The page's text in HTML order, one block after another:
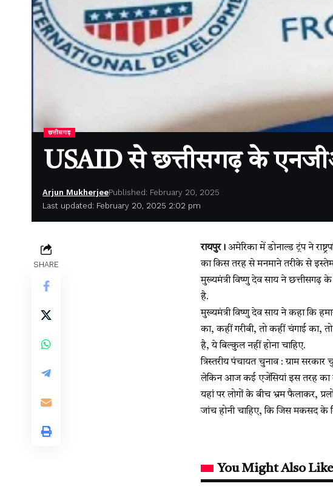
छत्तीसगढ़
USAID से छत्तीसगढ़ के
Last updated: February 20, 2025 2:02 pm
Arjun MukherjeePublished: February 20, 2025
SHARE
रायपुर। अमेरिका में डोनाल्ड ट्रंप ने
का किस तरह से मनमाने तरीके से
मुख्यमंत्री विष्णु देव साय ने
है.
मुख्यमंत्री विष्णु देव साय ने कहा कि
का, कहीं गरीबी, तो कहीं चंगाई का,
है, ये बिल्कुल नहीं होना चाहिए.
त्रिस्तरीय पंचायत चुनाव : ग्राम
लेकिन आज कई एजेंसियां इस तरह का
यहां पर लोगों के बीच भ्रम फैलाकर,
जांच होनी चाहिए, कि जिस मकसद के
You Might Also Like